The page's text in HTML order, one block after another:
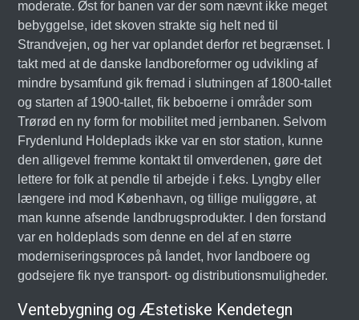
moderate. Øst for banen var der som nævnt ikke meget
bebyggelse, idet skoven strakte sig helt ned til
Strandvejen, og her var oplandet derfor ret begrænset. I
takt med at de danske landboreformer og udvikling af
mindre bysamfund gik fremad i slutningen af 1800-tallet
og starten af 1900-tallet, fik beboerne i områder som
Trørød en ny form for mobilitet med jernbanen. Selvom
Frydenlund Holdeplads ikke var en stor station, kunne
den alligevel fremme kontakt til omverdenen, gøre det
lettere for folk at pendle til arbejde i f.eks. Lyngby eller
længere ind mod København, og tillige muliggøre, at
man kunne afsende landbrugsprodukter. I den forstand
var en holdeplads som denne en del af en større
moderniseringsproces på landet, hvor landboere og
godsejere fik nye transport- og distributionsmuligheder.
Ventebygning og Æstetiske Kendetegn